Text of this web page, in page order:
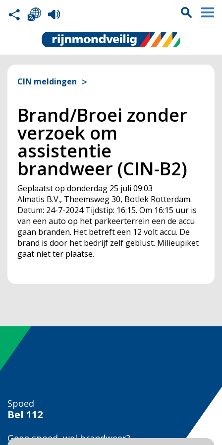
CIN meldingen
Brand/Broei zonder
verzoek om
assistentie
brandweer (CIN-B2)
Geplaatst op donderdag 25 juli 09:03
Almatis B.V., Theemsweg 30, Botlek Rotterdam.
Datum: 24-7-2024 Tijdstip: 16:15. Om 16:15 uur is
van een auto op het parkeerterrein een de accu
gaan branden. Het betreft een 12 volt accu. De
brand is door het bedrijf zelf geblust. Milieupiket
gaat niet ter plaatse.
Spoed
Bel 112
Geen spoed, wel brandweer?